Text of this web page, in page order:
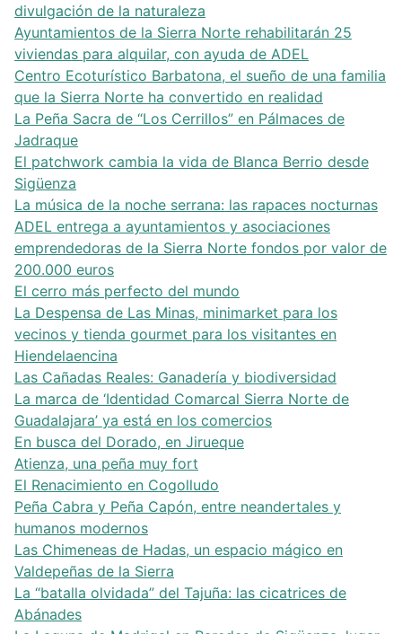
divulgación de la naturaleza
Ayuntamientos de la Sierra Norte rehabilitarán 25
viviendas para alquilar, con ayuda de ADEL
Centro Ecoturístico Barbatona, el sueño de una familia
que la Sierra Norte ha convertido en realidad
La Peña Sacra de “Los Cerrillos” en Pálmaces de
Jadraque
El patchwork cambia la vida de Blanca Berrio desde
Sigüenza
La música de la noche serrana: las rapaces nocturnas
ADEL entrega a ayuntamientos y asociaciones
emprendedoras de la Sierra Norte fondos por valor de
200.000 euros
El cerro más perfecto del mundo
La Despensa de Las Minas, minimarket para los
vecinos y tienda gourmet para los visitantes en
Hiendelaencina
Las Cañadas Reales: Ganadería y biodiversidad
La marca de ‘Identidad Comarcal Sierra Norte de
Guadalajara’ ya está en los comercios
En busca del Dorado, en Jirueque
Atienza, una peña muy fort
El Renacimiento en Cogolludo
Peña Cabra y Peña Capón, entre neandertales y
humanos modernos
Las Chimeneas de Hadas, un espacio mágico en
Valdepeñas de la Sierra
La “batalla olvidada” del Tajuña: las cicatrices de
Abánades